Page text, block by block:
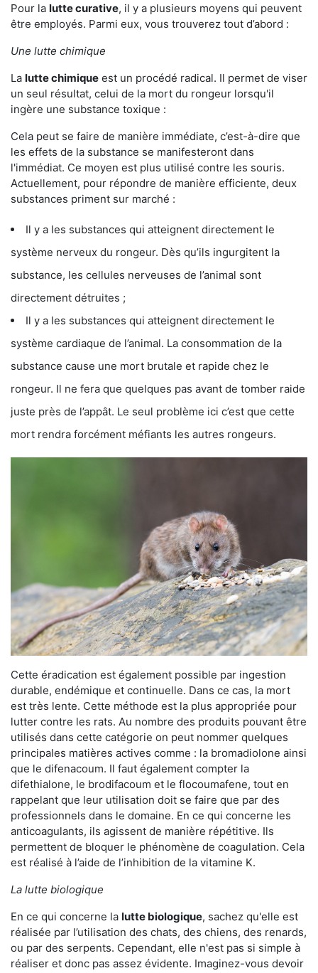
Pour la lutte curative, il y a plusieurs moyens qui peuvent
être employés. Parmi eux, vous trouverez tout d’abord :
Une lutte chimique
La lutte chimique est un procédé radical. Il permet de viser
un seul résultat, celui de la mort du rongeur lorsqu'il
ingère une substance toxique :
Cela peut se faire de manière immédiate, c’est-à-dire que
les effets de la substance se manifesteront dans
l'immédiat. Ce moyen est plus utilisé contre les souris.
Actuellement, pour répondre de manière efficiente, deux
substances priment sur marché :
Il y a les substances qui atteignent directement le
système nerveux du rongeur. Dès qu’ils ingurgitent la
substance, les cellules nerveuses de l’animal sont
directement détruites ;
Il y a les substances qui atteignent directement le
système cardiaque de l’animal. La consommation de la
substance cause une mort brutale et rapide chez le
rongeur. Il ne fera que quelques pas avant de tomber raide
juste près de l’appât. Le seul problème ici c’est que cette
mort rendra forcément méfiants les autres rongeurs.
Cette éradication est également possible par ingestion
durable, endémique et continuelle. Dans ce cas, la mort
est très lente. Cette méthode est la plus appropriée pour
lutter contre les rats. Au nombre des produits pouvant être
utilisés dans cette catégorie on peut nommer quelques
principales matières actives comme : la bromadiolone ainsi
que le difenacoum. Il faut également compter la
difethialone, le brodifacoum et le flocoumafene, tout en
rappelant que leur utilisation doit se faire que par des
professionnels dans le domaine. En ce qui concerne les
anticoagulants, ils agissent de manière répétitive. Ils
permettent de bloquer le phénomène de coagulation. Cela
est réalisé à l’aide de l’inhibition de la vitamine K.
La lutte biologique
En ce qui concerne la lutte biologique, sachez qu'elle est
réalisée par l’utilisation des chats, des chiens, des renards,
ou par des serpents. Cependant, elle n'est pas si simple à
réaliser et donc pas assez évidente. Imaginez-vous devoir